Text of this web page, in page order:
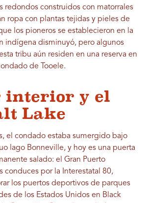
construidos con matorrales
ropa con plantas tejidas y pieles de
los pioneros se establecieron en la
indígena disminuyó, pero algunos
tribu aún residen en una reserva en
de Tooele.
interior y el
Lake
el condado estaba sumergido bajo
lago Bonneville, y hoy es una puerta
salado: el Gran Puerto
conduces por la Interestatal 80,
los puertos deportivos de parques
de los Estados Unidos en Black